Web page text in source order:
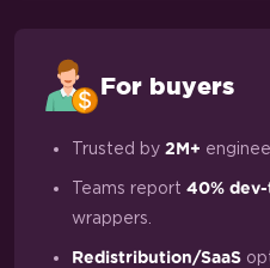
For buyers
Trusted by 2M+
Teams report 40%
wrappers.
Redistribution/SaaS